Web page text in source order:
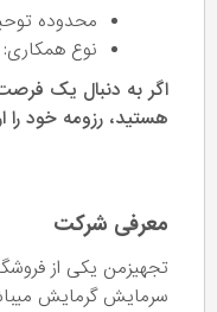
محدوده
نوع
اگر به دنبال یک
هستید، رزومه خود را
معرفی شرکت
تجهیزمن یکی از
سرمایش گرمایش